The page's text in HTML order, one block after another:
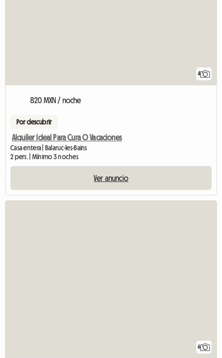
4
820 MXN / noche
Por descubrir
Alquiler Ideal Para Cura O Vacaciones
Casa entera | Balaruc-les-Bains
2 pers. | Mínimo 3 noches
Ver anuncio
6